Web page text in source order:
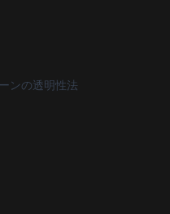
ンの透明性法